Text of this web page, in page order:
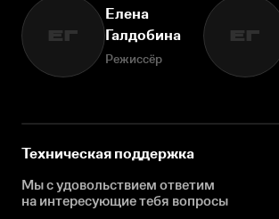
ЕГ
Елена
Галдобина
Режиссёр
ЕГ
Техническая поддержка
Мы с удовольствием ответим
на интересующиетебя вопросы